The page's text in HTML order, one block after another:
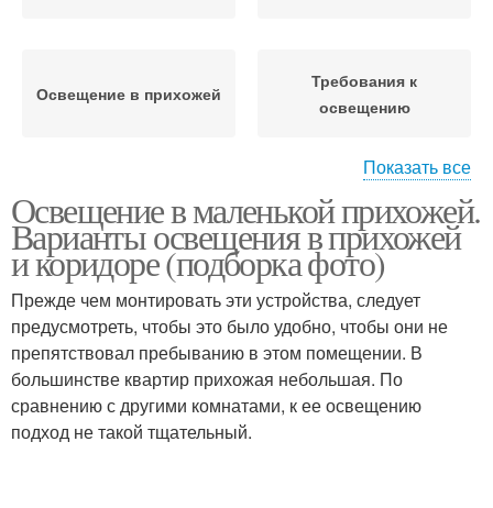
Освещение в прихожей
Требования к
освещению
коридоре
Освещения с учетом
Показать все
Освещение в маленькой прихожей.
Варианты освещения в прихожей
и коридоре (подборка фото)
Прежде чем монтировать эти устройства, следует
предусмотреть, чтобы это было удобно, чтобы они не
препятствовал пребыванию в этом помещении. В
большинстве квартир прихожая небольшая. По
сравнению с другими комнатами, к ее освещению
подход не такой тщательный.